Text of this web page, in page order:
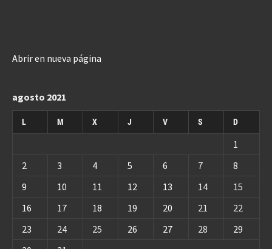
Abrir en nueva página
agosto 2021
L M X J V S D
1
2
3 4 5 6 7
8
9
10 11 12 13 14
15
16
17 18 19 20 21
22
23
24 25 26 27 28
29